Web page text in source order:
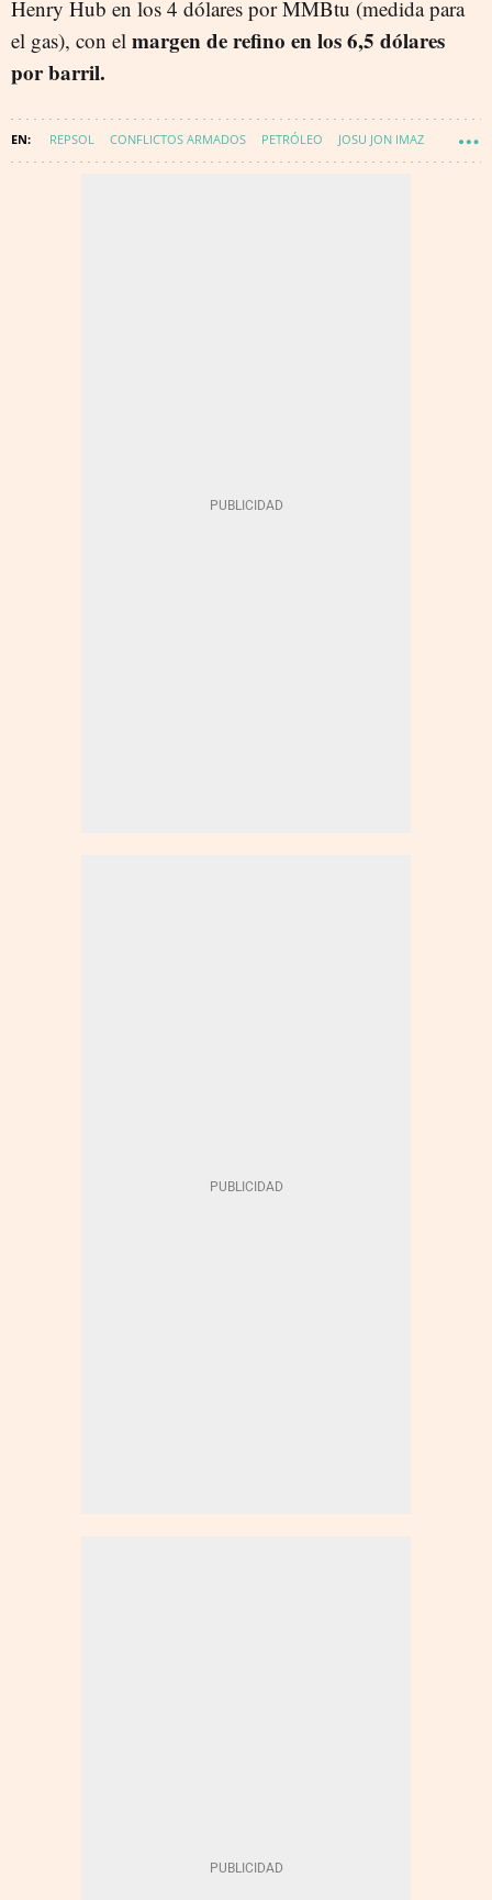
Henry Hub en los 4 dólares por MMBtu (medida para
el gas), con el margen de refino en los 6,5 dólares
por barril.
REPSOL CONFLICTOS ARMADOS PETRÓLEO JOSU JON IMAZ